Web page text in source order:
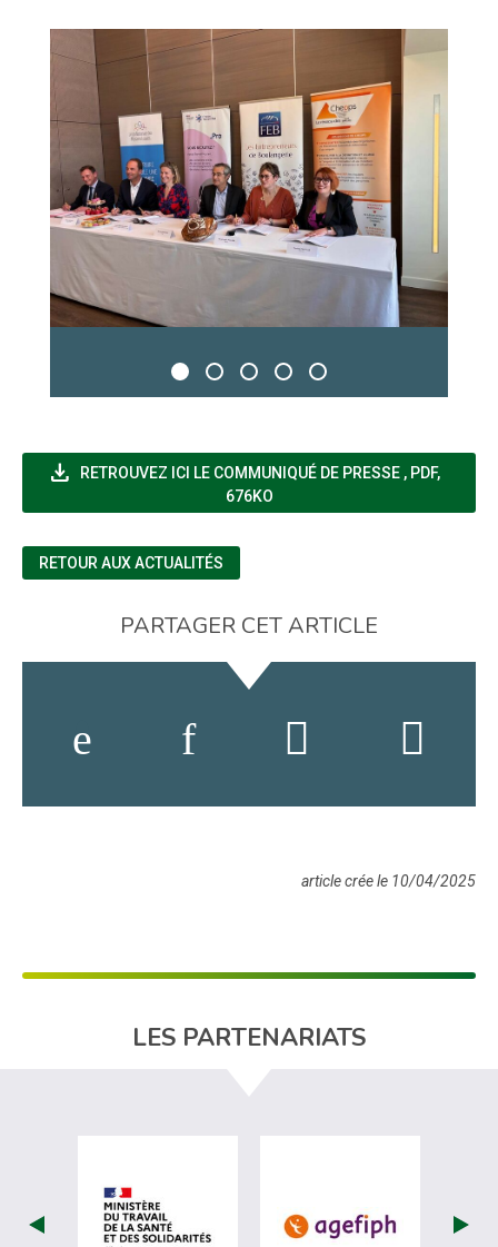
file_download RETROUVEZ ICI LE COMMUNIQUÉ DE PRESSE (NOUVELLE
, PDF,
676KO
RETOUR AUX ACTUALITÉS
PARTAGER CET ARTICLE
article crée le 10/04/2025
LES PARTENARIATS
visiter les site de Ministère du travail
visiter les